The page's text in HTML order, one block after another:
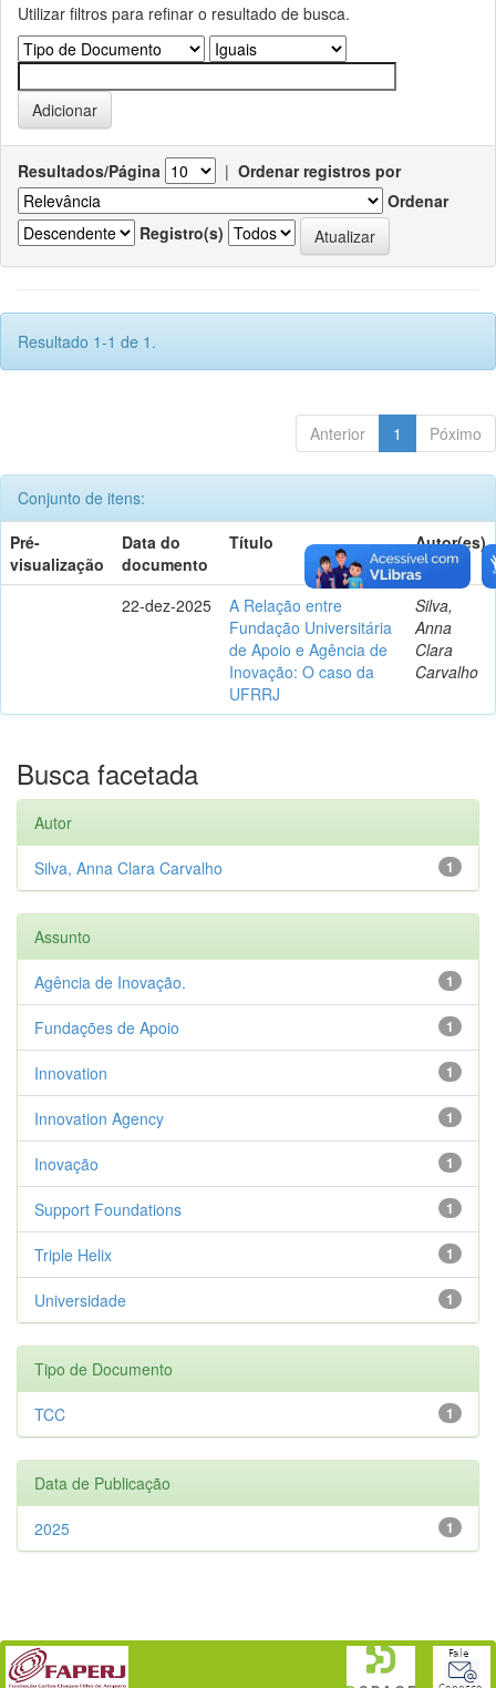
Utilizar filtros para refinar o resultado de busca.
Resultados/Página | Ordenar registros por
Ordenar
Registro(s)
Resultado 1-1 de 1.
Anterior 1 Póximo
Conjunto de itens:
Pré-
visualização
Data do
documento
Título Autor(es)
22-dez-2025
A Relação entre
Fundação Universitária
de Apoio e Agência de
Inovação: O caso da
UFRRJ
Silva,
Anna
Clara
Carvalho
Busca facetada
Autor
1
Silva, Anna Clara Carvalho
Assunto
1
Agência de Inovação.
1
Fundações de Apoio
1
Innovation
1
Innovation Agency
1
Inovação
1
Support Foundations
1
Triple Helix
1
Universidade
Tipo de Documento
1
TCC
Data de Publicação
1
2025